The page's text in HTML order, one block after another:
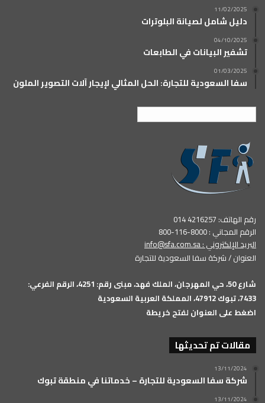
11/02/2025
دليل شامل لصيانة البلوترات
04/10/2025
تشفير البيانات في الطابعات
01/03/2025
سفا السعودية للتجارة: الحل المثالي لإيجار آلات التصوير الملون
رقم الهاتف: 4216257 014
الرقم المجاني : 8000-116-800
البريد الإلكتروني :info@sfa.com.sa
العنوان / شركة سفا السعودية للتجارة
شارع 50، حي المهرجان، الملك فهد، مبنى رقم: 4251، الرقم الفرعي:
7433، تبوك 47912، المملكة العربية السعودية
اضغط على العنوان لفتح خريطة
مقالات تم تحديثها
13/11/2024
شركة سفا السعودية للتجارة – خدماتنا في منطقة تبوك
13/11/2024